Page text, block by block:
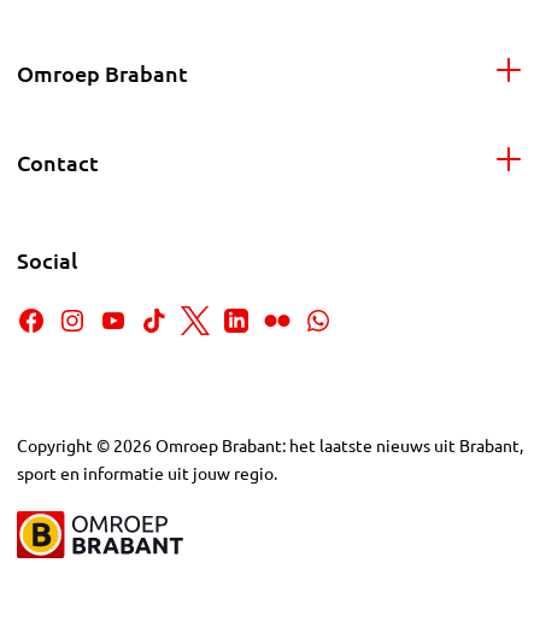
Omroep Brabant
Contact
Social
Copyright © 2026Omroep Brabant: het laatste nieuws uit Brabant,
sport en informatie uit jouw regio.